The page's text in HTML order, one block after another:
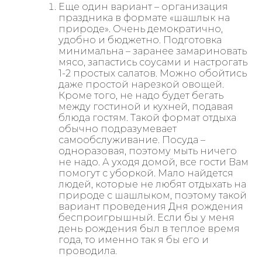
Еще один вариант – организация
праздника в формате «шашлык на
природе». Очень демократично,
удобно и бюджетно. Подготовка
минимальна – заранее замариновать
мясо, запастись соусами и настрогать
1-2 простых салатов. Можно обойтись
даже простой нарезкой овощей.
Кроме того, не надо будет бегать
между гостиной и кухней, подавая
блюда гостям. Такой формат отдыха
обычно подразумевает
самообслуживание. Посуда –
одноразовая, поэтому мыть ничего
не надо. А уходя домой, все гости Вам
помогут с уборкой. Мало найдется
людей, которые не любят отдыхать на
природе с шашлыком, поэтому такой
вариант проведения Дня рождения
беспроигрышный. Если бы у меня
день рождения был в теплое время
года, то именно так я бы его и
проводила.